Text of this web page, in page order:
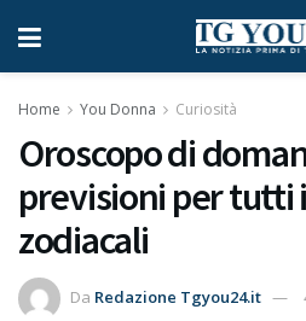
Home You Donna Curiosità
Oroscopo di
previsioni per tutti
zodiacali
Da Redazione Tgyou24.it